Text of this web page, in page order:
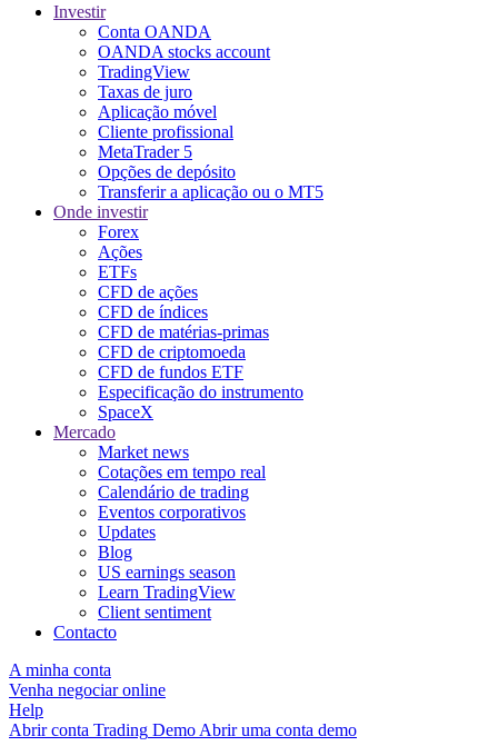
Investir
Conta OANDA
OANDA stocks account
TradingView
Taxas de juro
Aplicação móvel
Cliente profissional
MetaTrader 5
Opções de depósito
Transferir a aplicação ou o MT5
Onde investir
Forex
Ações
ETFs
CFD de ações
CFD de índices
CFD de matérias-primas
CFD de criptomoeda
CFD de fundos ETF
Especificação do instrumento
SpaceX
Mercado
Market news
Cotações em tempo real
Calendário de trading
Eventos corporativos
Updates
Blog
US earnings season
Learn TradingView
Client sentiment
Contacto
A minha conta
Venha negociar online
Help
Abrir conta Trading Demo Abrir uma conta demo